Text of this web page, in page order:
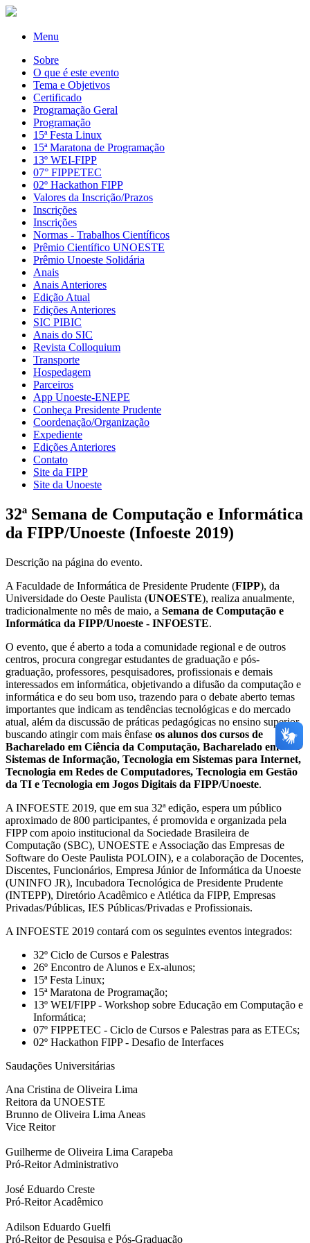
Menu
Sobre
O que é este evento
Tema e Objetivos
Certificado
Programação Geral
Programação
15ª Festa Linux
15ª Maratona de Programação
13º WEI-FIPP
07° FIPPETEC
02º Hackathon FIPP
Valores da Inscrição/Prazos
Inscrições
Inscrições
Normas - Trabalhos Científicos
Prêmio Científico UNOESTE
Prêmio Unoeste Solidária
Anais
Anais Anteriores
Edição Atual
Edições Anteriores
SIC PIBIC
Anais do SIC
Revista Colloquium
Transporte
Hospedagem
Parceiros
App Unoeste-ENEPE
Conheça Presidente Prudente
Coordenação/Organização
Expediente
Edições Anteriores
Contato
Site da FIPP
Site da Unoeste
32ª Semana de Computação e Informática
da FIPP/Unoeste (Infoeste 2019)
Descrição na página do evento.
A Faculdade de Informática de Presidente Prudente (FIPP), da
Universidade do Oeste Paulista (UNOESTE), realiza anualmente,
tradicionalmente no mês de maio, a Semana de Computação e
Informática da FIPP/Unoeste - INFOESTE.
O evento, que é aberto a toda a comunidade regional e de outros
centros, procura congregar estudantes de graduação e pós-
graduação, professores, pesquisadores, profissionais e demais
interessados em informática, objetivando a difusão da computação e
informática e do seu bom uso, trazendo para o debate aberto temas
importantes que indicam as tendências tecnológicas e do mercado
atual, além da discussão de práticas pedagógicas no ensino superior,
buscando atingir com mais ênfase os alunos dos cursos de
Bacharelado em Ciência da Computação, Bacharelado em
Sistemas de Informação, Tecnologia em Sistemas para Internet,
Tecnologia em Redes de Computadores, Tecnologia em Gestão
da TI e Tecnologia em Jogos Digitais da FIPP/Unoeste.
A INFOESTE 2019, que em sua 32ª edição, espera um público
aproximado de 800 participantes, é promovida e organizada pela
FIPP com apoio institucional da Sociedade Brasileira de
Computação (SBC), UNOESTE e Associação das Empresas de
Software do Oeste Paulista POLOIN), e a colaboração de Docentes,
Discentes, Funcionários, Empresa Júnior de Informática da Unoeste
(UNINFO JR), Incubadora Tecnológica de Presidente Prudente
(INTEPP), Diretório Acadêmico e Atlética da FIPP, Empresas
Privadas/Públicas, IES Públicas/Privadas e Profissionais.
A INFOESTE 2019 contará com os seguintes eventos integrados:
32º Ciclo de Cursos e Palestras
26º Encontro de Alunos e Ex-alunos;
15ª Festa Linux;
15ª Maratona de Programação;
13º WEI/FIPP - Workshop sobre Educação em Computação e
Informática;
07º FIPPETEC - Ciclo de Cursos e Palestras para as ETECs;
02º Hackathon FIPP - Desafio de Interfaces
Saudações Universitárias
Ana Cristina de Oliveira Lima
Reitora da UNOESTE
Brunno de Oliveira Lima Aneas
Vice Reitor
Guilherme de Oliveira Lima Carapeba
Pró-Reitor Administrativo
José Eduardo Creste
Pró-Reitor Acadêmico
Adilson Eduardo Guelfi
Pró-Reitor de Pesquisa e Pós-Graduação